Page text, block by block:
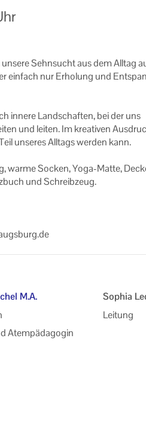
un­se­re Sehn­sucht aus dem All­tag
ein­fach nur Er­ho­lung und
in­ne­re Land­schaf­ten, bei der uns
und lei­ten. Im krea­ti­ven
un­se­res All­tags wer­den kann.
warme So­cken, Yoga-​Matte,
und Schreib­zeug.
M.A.
Atempädagogin
Sophia
Leitung